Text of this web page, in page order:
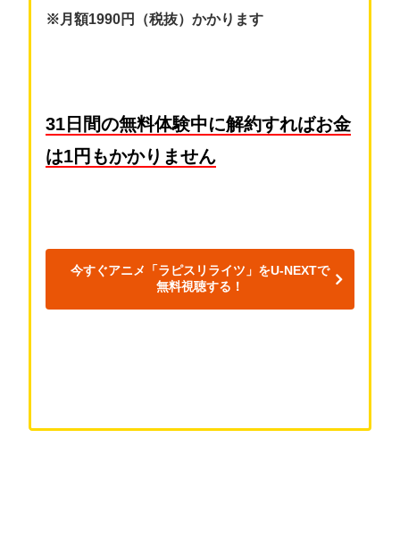
※月額1990円（税抜）かかります
31日間の無料体験中に解約すればお金
は1円もかかりません
今すぐアニメ「ラピスリライツ」をU-NEXTで
無料視聴する！